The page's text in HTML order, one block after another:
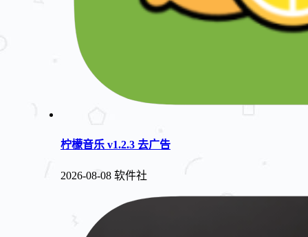
柠檬音乐 v1.2.3 去广告
2026-08-08 软件社